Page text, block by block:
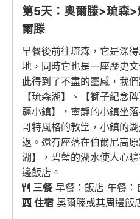
第5天：奧爾滕>琉森
爾滕
早餐後前往琉森，它是深
地，同時它也是一座歷史
此得到了不盡的靈感，我
【琉森湖】、【獅子紀念
疆小鎮】，寧靜的小鎮坐
哥特風格的教堂，小鎮的
返。還有座落在伯爾尼高
湖】，碧藍的湖水使人心
邊飯店。
三餐早餐：飯店 午餐：
住宿 奧爾滕或其周邊飯